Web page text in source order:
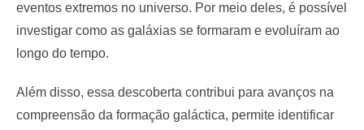
eventos extremos no universo. Por meio deles, é possível
investigar como as galáxias se formaram e evoluíram ao
longo do tempo.
Além disso, essa descoberta contribui para avanços na
compreensão da formação galáctica, permite identificar